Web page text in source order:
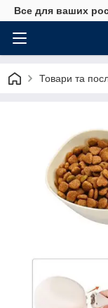
Все для ваших
Товари та